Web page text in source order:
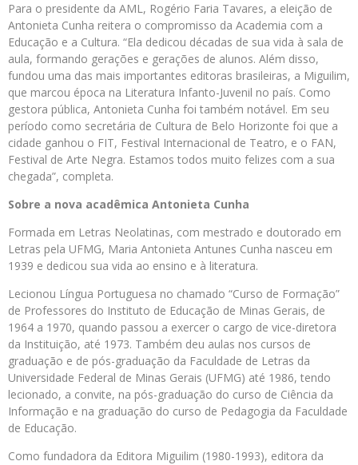
Para o presidente da AML, Rogério Faria Tavares, a eleição de
Antonieta Cunha reitera o compromisso da Academia com a
Educação e a Cultura. “Ela dedicou décadas de sua vida à sala de
aula, formando gerações e gerações de alunos. Além disso,
fundou uma das mais importantes editoras brasileiras, a Miguilim,
que marcou época na Literatura Infanto-Juvenil no país. Como
gestora pública, Antonieta Cunha foi também notável. Em seu
período como secretária de Cultura de Belo Horizonte foi que a
cidade ganhou o FIT, Festival Internacional de Teatro, e o FAN,
Festival de Arte Negra. Estamos todos muito felizes com a sua
chegada”, completa.
Sobre a nova acadêmica Antonieta Cunha
Formada em Letras Neolatinas, com mestrado e doutorado em
Letras pela UFMG, Maria Antonieta Antunes Cunha nasceu em
1939 e dedicou sua vida ao ensino e à literatura.
Lecionou Língua Portuguesa no chamado “Curso de Formação”
de Professores do Instituto de Educação de Minas Gerais, de
1964 a 1970, quando passou a exercer o cargo de vice-diretora
da Instituição, até 1973. Também deu aulas nos cursos de
graduação e de pós-graduação da Faculdade de Letras da
Universidade Federal de Minas Gerais (UFMG) até 1986, tendo
lecionado, a convite, na pós-graduação do curso de Ciência da
Informação e na graduação do curso de Pedagogia da Faculdade
de Educação.
Como fundadora da Editora Miguilim (1980-1993), editora da